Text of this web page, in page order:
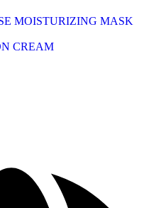
MOISTURIZING MASK
CREAM